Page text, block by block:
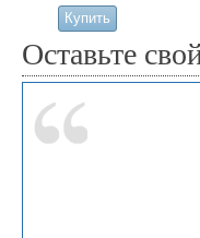
Оставьте